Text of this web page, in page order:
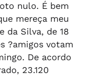
nulo. É bem
mereça meu
da Silva, de 18
?amigos votam
De acordo
23.120